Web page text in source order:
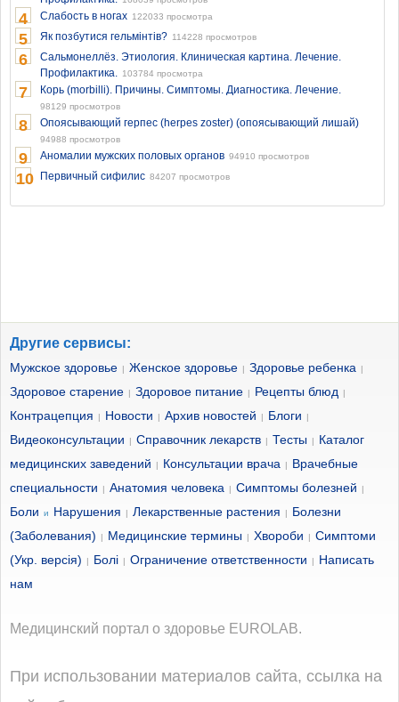
4 Слабость в ногах 122033 просмотра
5 Як позбутися гельмінтів? 114228 просмотров
6
Сальмонеллёз. Этиология. Клиническая картина. Лечение.
Профилактика. 103784 просмотра
7 Корь (morbilli). Причины. Симптомы. Диагностика. Лечение.
98129 просмотров
8 Опоясывающий герпес (herpes zoster) (опоясывающий лишай)
94988 просмотров
9 Аномалии мужских половых органов 94910 просмотров
10 Первичный сифилис 84207 просмотров
Другие сервисы:
Мужское здоровье | Женское здоровье | Здоровье ребенка |
Здоровое старение | Здоровое питание | Рецепты блюд |
Контрацепция | Новости | Архив новостей | Блоги |
Видеоконсультации | Справочник лекарств | Тесты |
Каталог
медицинских заведений
| Консультации врача |
Врачебные
специальности
| Анатомия человека | Симптомы болезней |
Боли и Нарушения | Лекарственные растения |
Болезни
(Заболевания)
| Медицинские термины | Хвороби | Симптоми
(Укр. версія)
| Болі | Ограничение ответственности |
Написать
нам
Медицинский портал о здоровье EUROLAB.
При использовании материалов сайта, ссылка на